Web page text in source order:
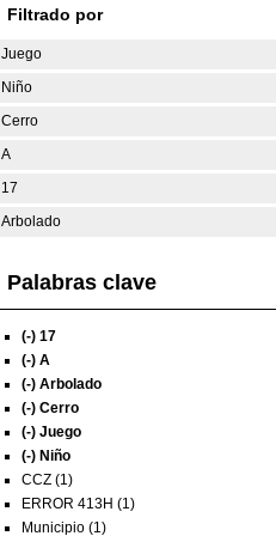
Filtrado por
Juego
Niño
Cerro
A
17
Arbolado
Palabras clave
(-) 17
(-) A
(-) Arbolado
(-) Cerro
(-) Juego
(-) Niño
CCZ (1)
ERROR 413H (1)
Municipio (1)